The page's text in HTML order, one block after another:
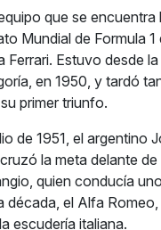
que se encuentra
Mundial de Formula
Ferrari. Estuvo desde
en 1950, y tardó
primer triunfo.
de 1951, el argentino
la meta delante
quien conducía
década, el Alfa Romeo,
escudería italiana.